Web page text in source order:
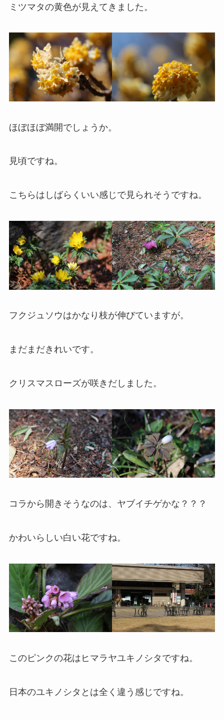
ミツマタの黄色が見えてきました。
ほぼほぼ満開でしょうか。
見頃ですね。
こちらはしばらくいい感じで見られそうですね。
フクジュソウはかなり枝が伸びていますが。
まだまだきれいです。
クリスマスローズが咲きだしました。
コラから開きそうなのは、ヤブイチゲかな？？？
かわいらしい白い花ですね。
このピンクの花はヒマラヤユキノシタですね。
日本のユキノシタとは全く違う感じですね。